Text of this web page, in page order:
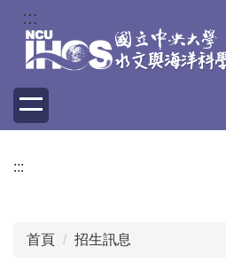
內
容
:::
:::
首頁 招生訊息